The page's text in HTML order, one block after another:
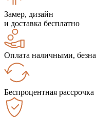
Замер, дизайн
и доставка бесплатно
Оплата наличными,
Беспроцентная рассрочка